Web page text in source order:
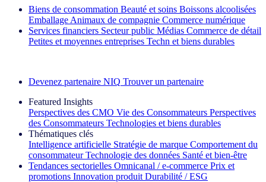
Biens de consommation Beauté et soins Boissons alcoolisées
Emballage Animaux de compagnie Commerce numérique
Services financiers Secteur public Médias Commerce de détail
Petites et moyennes entreprises Techn et biens durables
Devenez partenaire NIQ Trouver un partenaire
Featured Insights
Perspectives des CMO Vie des Consommateurs Perspectives
des Consommateurs Technologies et biens durables
Thématiques clés
Intelligence artificielle Stratégie de marque Comportement du
consommateur Technologie des données Santé et bien‑être
Tendances sectorielles Omnicanal / e‑commerce Prix et
promotions Innovation produit Durabilité / ESG